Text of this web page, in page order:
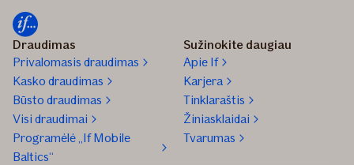
Draudimas
Privalomasis draudimas
Kasko draudimas
Būsto draudimas
Visi draudimai
Programėlė „If Mobile
Baltics“
Sužinokite daugiau
Apie If
Karjera
Tinklaraštis
Žiniasklaidai
Tvarumas